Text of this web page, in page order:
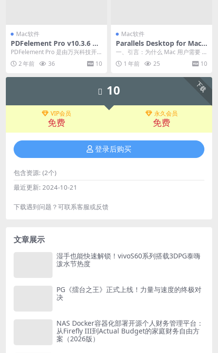
Mac软件
PDFelement Pro v10.3.6 万
兴PDF编辑软件苹果直装版
PDFelement Pro 是由万兴科技开
发的一款专业PDF编辑软件，适用
于M...2 年前 36 10
Mac软件
Parallels Desktop for Mac v
20.3.0-55895 PD虚拟机20永
久激活版开心版
一、引言：为什么 Mac 用户需要 P
D 虚拟机？ 在苹果生态日益封闭的
今天，M...
1 年前 25 10
下载
10
VIP会员
免费
永久会员
免费
登录后购买
包含资源: (2个)
最近更新: 2024-10-21
下载遇到问题？可联系客服或反馈
文章展示
湿手也能快速解锁！vivoS60系列搭载3DPG泰嗨
泼水节热度
PG《擂台之王》正式上线！力量与速度的终极对
决
NAS Docker容器化部署开源个人财务管理平台：
从Firefly III到Actual Budget的家庭财务自由方
案（2026版）